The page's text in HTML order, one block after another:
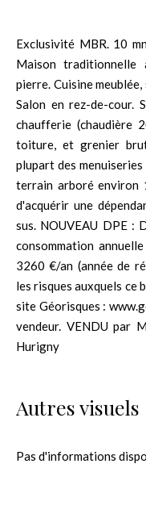
Exclusivité MBR. 10
Maison
pierre. Cuisine
Salon en rez-de-cour.
chaufferie (chaudière
toiture, et grenier
plupart des
terrain arboré environ
d'acquérir une
sus. NOUVEAU DPE
consommation
3260 €/an (année de
les risques auxquels ce
site Géorisques :
vendeur. VENDU par
Hurigny
Autres visuels
Pas d'informations